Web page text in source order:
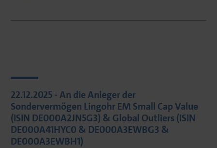
22.12.2025 - An die Anleger der
Sondervermögen Lingohr EM Small Cap Value
(ISIN DE000A2JN5G3) & Global Outliers (ISIN
DE000A41HYC0 & DE000A3EWBG3 &
DE000A3EWBH1)